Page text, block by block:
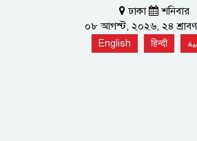
ঢাকা
শনিবার
০৮ আগস্ট, ২০২৬, ২৪
English हिन्दी